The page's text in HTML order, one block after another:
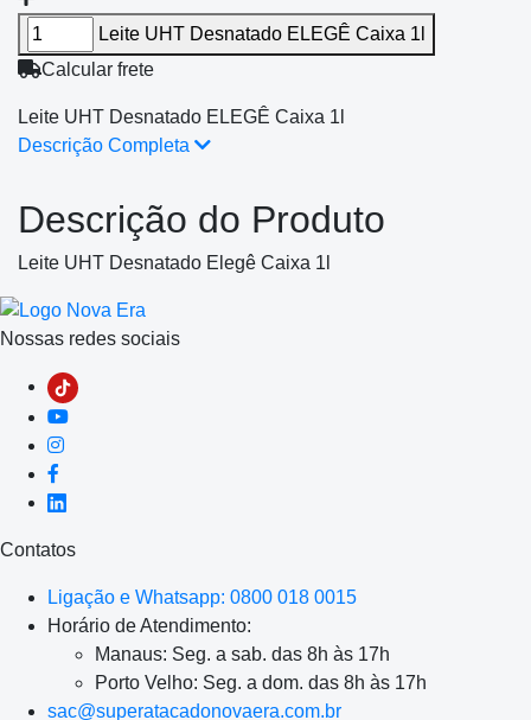
Leite UHT Desnatado ELEGÊ Caixa 1l
Calcular frete
Leite UHT Desnatado ELEGÊ Caixa 1l
Descrição Completa
Descrição do Produto
Leite UHT Desnatado Elegê Caixa 1l
Nossas redes sociais
Contatos
Ligação e Whatsapp: 0800 018 0015
Horário de Atendimento:
Manaus: Seg. a sab. das 8h às 17h
Porto Velho: Seg. a dom. das 8h às 17h
sac@superatacadonovaera.com.br